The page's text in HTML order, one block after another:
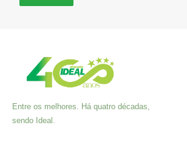
Entre os melhores. Há quatro décadas,
sendo Ideal.